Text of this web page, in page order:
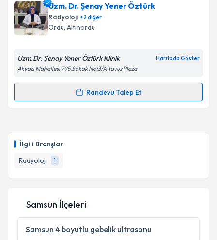
İlgili Branşlar
Radyoloji
1
E-posta Adresiniz
Kişisel verilerimin işlenmesine ilişkin
Aydınlatma
Metni'ni okudum ve kişisel verilerimin belirtilen
Uzm. Dr. Şenay Yener Öztürk
Radyoloji +2 diğer
Ordu, Altınordu
Uzm.Dr. Şenay Yener Öztürk Klinik Haritada Göster
Akyazı Mahallesi 795.Sokak No:3/A Yavuz Plaza
Randevu Talep Et
Randevu Takvimi Talebi
için bir takvim hazırlandığında e-posta ile
bilgilendireceğiz.
E-posta Adresiniz
Kişisel verilerimin işlenmesine ilişkin
Metni'ni okudum ve kişisel verilerimin belirtilen
Samsun İlçeleri
Samsun 4 boyutlu gebelik ultrasonu